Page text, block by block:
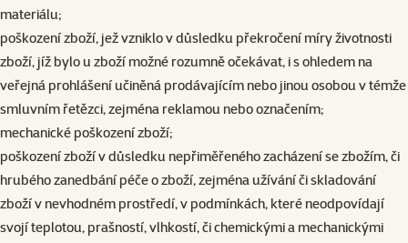
materiálu;
poškození zboží, jež vzniklo v důsledku překročení míry životnosti
zboží, jíž bylo u zboží možné rozumně očekávat, i s ohledem na
veřejná prohlášení učiněná prodávajícím nebo jinou osobou v témže
smluvním řetězci, zejména reklamou nebo označením;
mechanické poškození zboží;
poškození zboží v důsledku nepřiměřeného zacházení se zbožím, či
hrubého zanedbání péče o zboží, zejména užívání či skladování
zboží v nevhodném prostředí, v podmínkách, které neodpovídají
svojí teplotou, prašností, vlhkostí, či chemickými a mechanickými